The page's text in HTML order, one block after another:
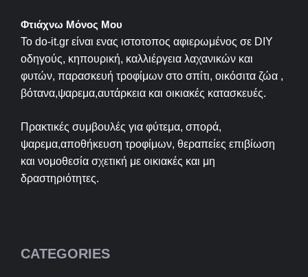
Φτιάχνω Μόνος Μου
Το do-it.gr είναι ενας ιστοτοπος αφιερωμένος σε DIY
οδηγούς, κηπουρική, καλλιέργεια λαχανικών και
φυτών, παρασκευή τροφίμων στο σπίτι, οικόσιτα ζώα ,
βότανα,ψαρεμα,αυτάρκεια και οικιακές κατασκευές.
Πρακτικές συμβουλές για φύτεμα, σπορά,
ψαρεμα,αποθήκευση τροφίμων, θεραπείες επιβίωση
και νομοθεσία σχετική με οικιακές και μη
δραστηριότητες.
CATEGORIES